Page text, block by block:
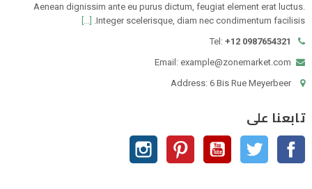
Aenean dignissim ante eu purus dictum, feugiat element erat luctus.
Integer scelerisque, diam nec condimentum facilisis.
[...]
Tel: +12 0987654321
Email: example@zonemarket.com
Address: 6 Bis Rue Meyerbeer
تابعنا على
الفيسبوك تويتر يوتيوب بنترست